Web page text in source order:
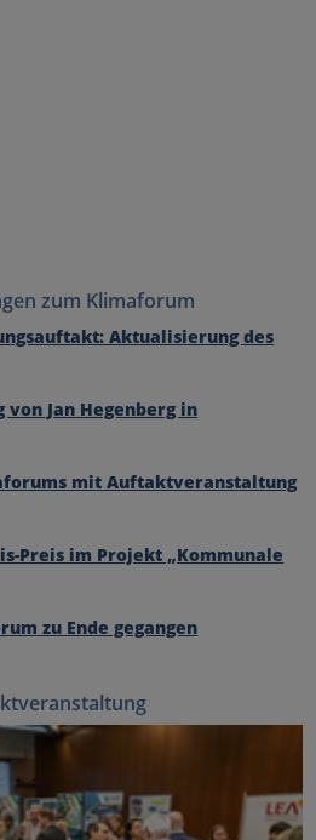
zum Klimaforum
Aktualisierung des
von Jan Hegenberg in
mit Auftaktveranstaltung
Preis im Projekt „Kommunale
zu Ende gegangen